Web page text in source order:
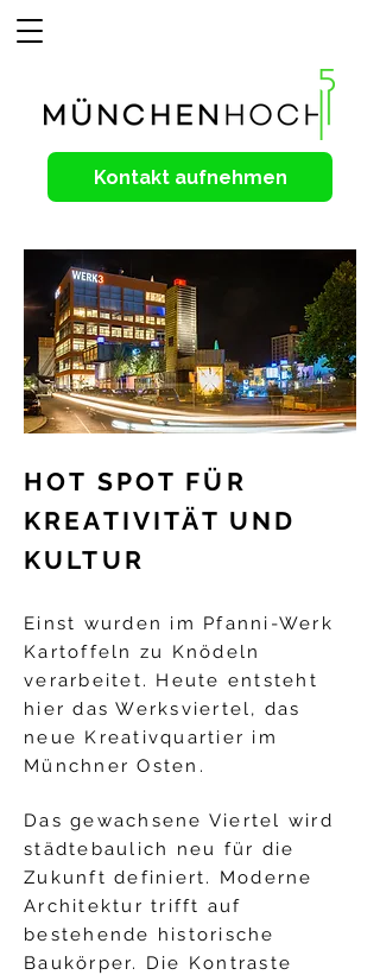
Kontakt aufnehmen
HOT SPOT FÜR
KREATIVITÄT UND
KULTUR
Einst wurden im Pfanni-Werk
Kartoffeln zu Knödeln
verarbeitet. Heute entsteht
hier das Werksviertel, das
neue Kreativquartier im
Münchner Osten.
Das gewachsene Viertel wird
städtebaulich neu für die
Zukunft definiert. Moderne
Architektur trifft auf
bestehende historische
Baukörper. Die Kontraste